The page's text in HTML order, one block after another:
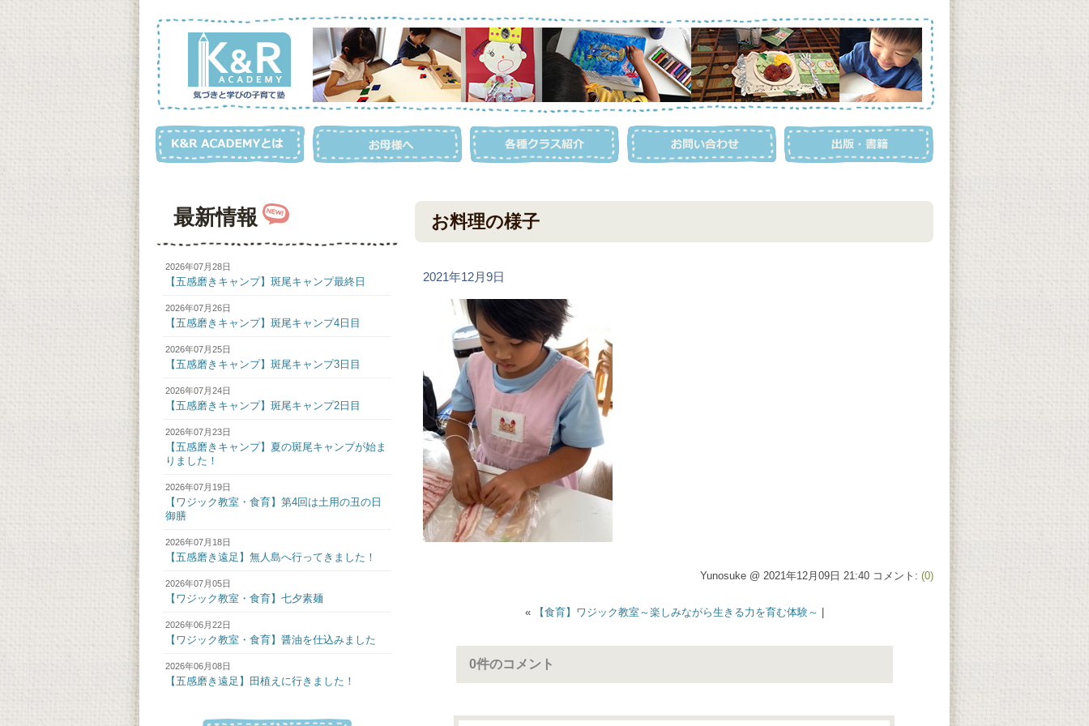
お料理の様子
2021年12月9日
Yunosuke @ 2021年12月09日 21:40 コメント: (0)
« 【食育】ワジック教室～楽しみながら生きる力を育む体験～
0件のコメント
最新情報
2026年07月28日
【五感磨きキャンプ】斑尾キャンプ最終日
2026年07月26日
【五感磨きキャンプ】斑尾キャンプ4日目
2026年07月25日
【五感磨きキャンプ】斑尾キャンプ3日目
2026年07月24日
【五感磨きキャンプ】斑尾キャンプ2日目
2026年07月23日
【五感磨きキャンプ】夏の斑尾キャンプが始ま
りました！
2026年07月19日
【ワジック教室・食育】第4回は土用の丑の日
御膳
2026年07月18日
【五感磨き遠足】無人島へ行ってきました！
2026年07月05日
【ワジック教室・食育】七夕素麺
2026年06月22日
【ワジック教室・食育】醤油を仕込みました
2026年06月08日
【五感磨き遠足】田植えに行きました！